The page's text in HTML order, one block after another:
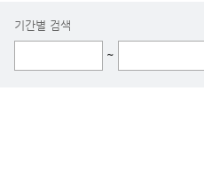
기간별 검색
~